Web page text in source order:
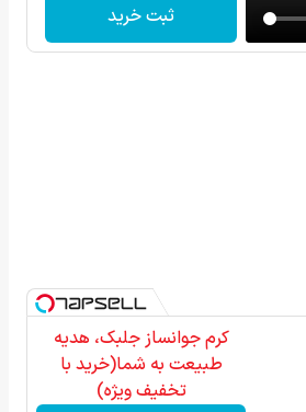
ثبت خرید
کرم جوانساز جلبک، هدیه
طبیعت به شما(خرید با
تخفیف ویژه)